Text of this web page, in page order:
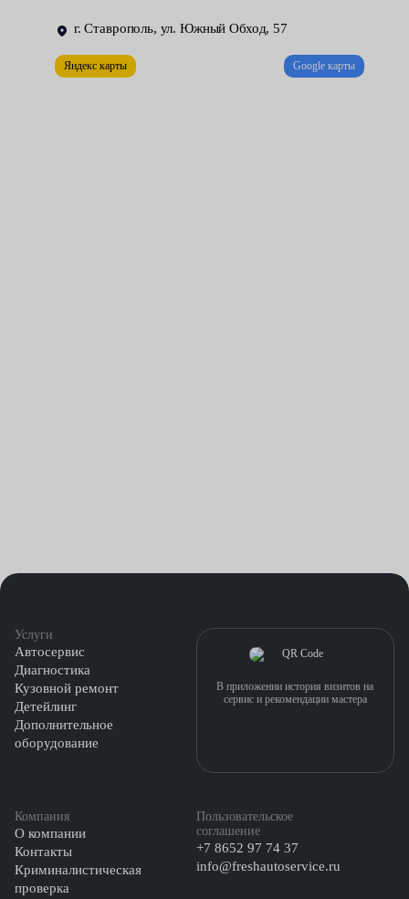
следует только мастерам высокой квалификации, знакомых с
особенностями устройства автоматической коробки передач
конкретной модели. Условия, необходимые для проведения
г. Ставрополь, ул. Южный Обход, 57
Яндекс карты Google карты
Услуги
Автосервис
Диагностика
Кузовной ремонт
Детейлинг
Дополнительное
оборудование
Компания
О компании
Контакты
Криминалистическая
проверка
Пользовательское
соглашение
+7 8652 97 74 37
info@freshautoservice.ru
В приложении история визитов на
сервис и рекомендации мастера